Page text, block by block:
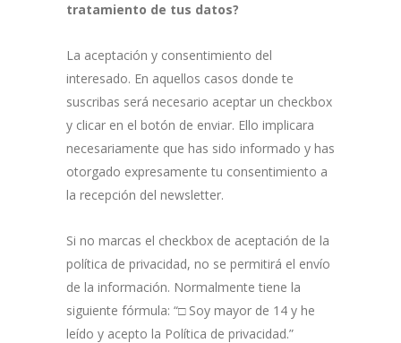
tratamiento de tus datos?
La aceptación y consentimiento del
interesado. En aquellos casos donde te
suscribas será necesario aceptar un checkbox
y clicar en el botón de enviar. Ello implicara
necesariamente que has sido informado y has
otorgado expresamente tu consentimiento a
la recepción del newsletter.
Si no marcas el checkbox de aceptación de la
política de privacidad, no se permitirá el envío
de la información. Normalmente tiene la
siguiente fórmula: “□ Soy mayor de 14 y he
leído y acepto la Política de privacidad.”